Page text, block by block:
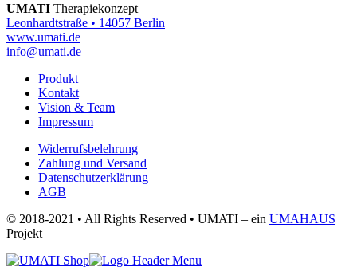
UMATI Therapiekonzept
Leonhardtstraße • 14057 Berlin
www.umati.de
info@umati.de
Produkt
Kontakt
Vision & Team
Impressum
Widerrufsbelehrung
Zahlung und Versand
Datenschutzerklärung
AGB
© 2018-2021 • All Rights Reserved • UMATI – ein UMAHAUS
Projekt